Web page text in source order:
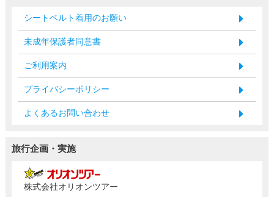
シートベルト着用のお願い
未成年保護者同意書
ご利用案内
プライバシーポリシー
よくあるお問い合わせ
旅行企画・実施
株式会社オリオンツアー